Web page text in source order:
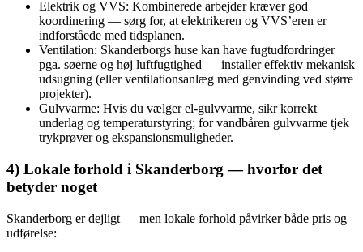
Elektrik og VVS: Kombinerede arbejder kræver god
koordinering — sørg for, at elektrikeren og VVS’eren er
indforståede med tidsplanen.
Ventilation: Skanderborgs huse kan have fugtudfordringer
pga. søerne og høj luftfugtighed — installer effektiv mekanisk
udsugning (eller ventilationsanlæg med genvinding ved større
projekter).
Gulvvarme: Hvis du vælger el-gulvvarme, sikr korrekt
underlag og temperaturstyring; for vandbåren gulvvarme tjek
trykprøver og ekspansionsmuligheder.
4) Lokale forhold i Skanderborg — hvorfor det
betyder noget
Skanderborg er dejligt — men lokale forhold påvirker både pris og
udførelse: